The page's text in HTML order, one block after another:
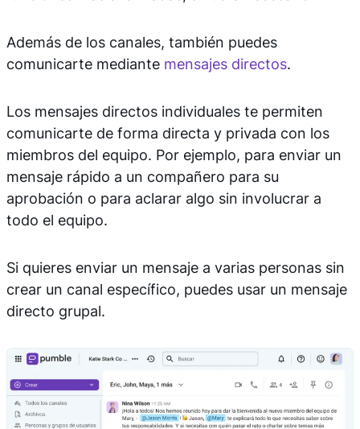
Además de los canales, también puedes
comunicarte mediante mensajes directos.
Los mensajes directos individuales te permiten
comunicarte de forma directa y privada con los
miembros del equipo. Por ejemplo, para enviar un
mensaje rápido a un compañero para su
aprobación o para aclarar algo sin involucrar a
todo el equipo.
Si quieres enviar un mensaje a varias personas sin
crear un canal específico, puedes usar un mensaje
directo grupal.